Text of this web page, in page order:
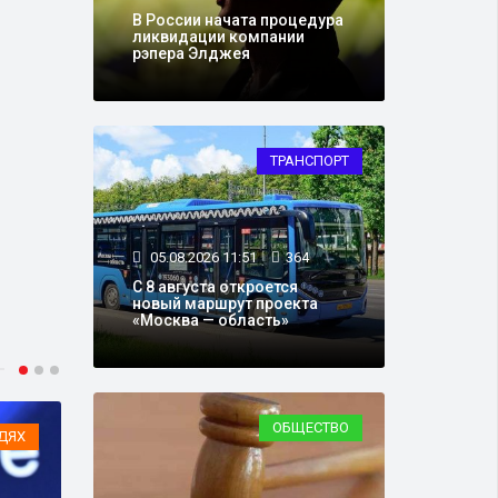
ТРАНСПОРТ
В России начата процедура
ликвидации компании
рэпера Элджея
ТРАНСПОРТ
05.08.2026 11:51 364
С 8 августа откроется
новый маршрут проекта
«Москва — область»
ОБЩЕСТВО